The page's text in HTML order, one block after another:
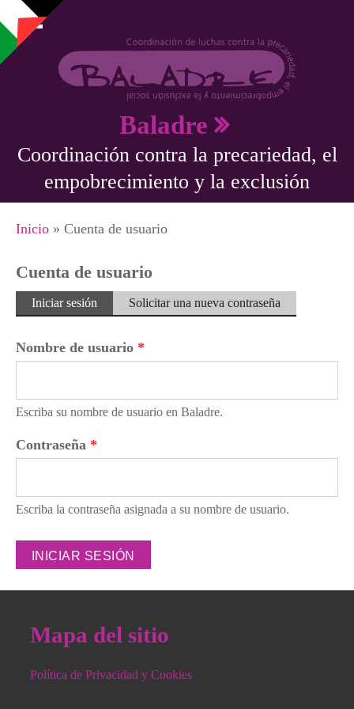
Pasar al contenido principal
Baladre
Coordinación contra la precariedad, el
empobrecimiento y la exclusión
Se encuentra usted aquí
Inicio » Cuenta de usuario
Cuenta de usuario
Solapas principales
Iniciar sesión (solapaSolicitar una nueva contraseña
Nombre de usuario *
Escriba su nombre de usuario en Baladre.
Contraseña *
Escriba la contraseña asignada a su nombre de usuario.
Mapa del sitio
Política de Privacidad y Cookies